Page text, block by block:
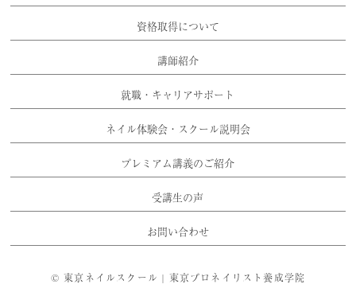
資格取得について
講師紹介
就職・キャリアサポート
ネイル体験会・スクール説明会
プレミアム講義のご紹介
受講生の声
お問い合わせ
©東京ネイルスクール | 東京プロネイリスト養成学院